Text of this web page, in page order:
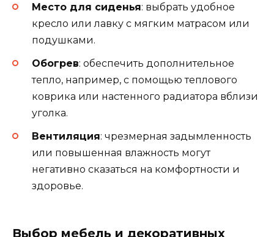
Место для сиденья: выбрать удобное
кресло или лавку с мягким матрасом или
подушками.
Обогрев: обеспечить дополнительное
тепло, например, с помощью теплового
коврика или настенного радиатора вблизи
уголка.
Вентиляция: чрезмерная задымленность
или повышенная влажность могут
негативно сказаться на комфортности и
здоровье.
Выбор мебель и декоративных